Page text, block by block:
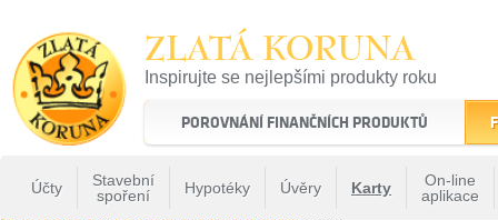
ZLATÁ KORUNA
Inspirujte se nejlepšími produkty roku
22 let tradice a kvality na finančním trhu
POROVNÁNÍ FINANČNÍCH PRODUKTŮ
Účty
Stavební
spoření
Hypotéky Úvěry Karty
On-line
aplikace